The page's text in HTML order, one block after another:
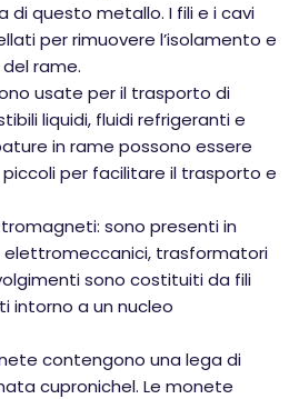
di questo metallo. I fili e i cavi
per rimuovere l’isolamento e
rame.
usate per il trasporto di
liquidi, fluidi refrigeranti e
in rame possono essere
per facilitare il trasporto e
sono presenti in
trasformatori
sono costituiti da fili
intorno a un nucleo
contengono una lega di
cupronichel. Le monete